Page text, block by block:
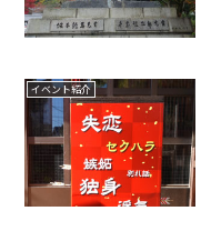
イベント紹介